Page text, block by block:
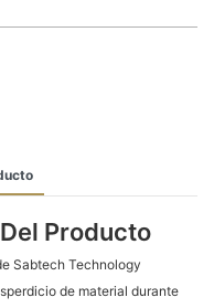
Producto
Sabtech Technology
de material durante